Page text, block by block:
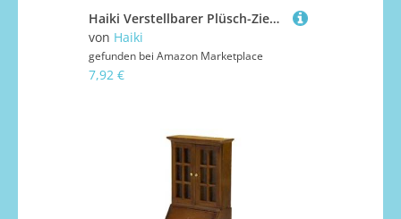
Haiki Verstellbarer Plüsch-Ziegenohren-Kopfschmuck für Themenveranstaltungen, Rollenspiele, Bühnenshows, reisefreundlich, pelziger Kopf, Zubehör, kindersichere Tierohren, Verkleidungsrequisite
von Haiki
gefunden bei Amazon Marketplace
7,92 €